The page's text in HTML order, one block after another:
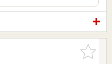
お気に入
りに追加